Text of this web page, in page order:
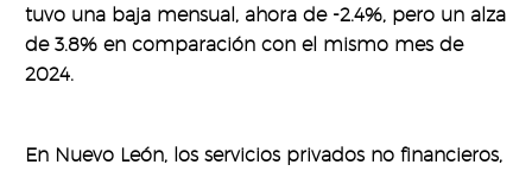
tuvo una baja mensual, ahora de -2.4%, pero un alza
de 3.8% en comparación con el mismo mes de
2024.
En Nuevo León, los servicios privados no financieros,